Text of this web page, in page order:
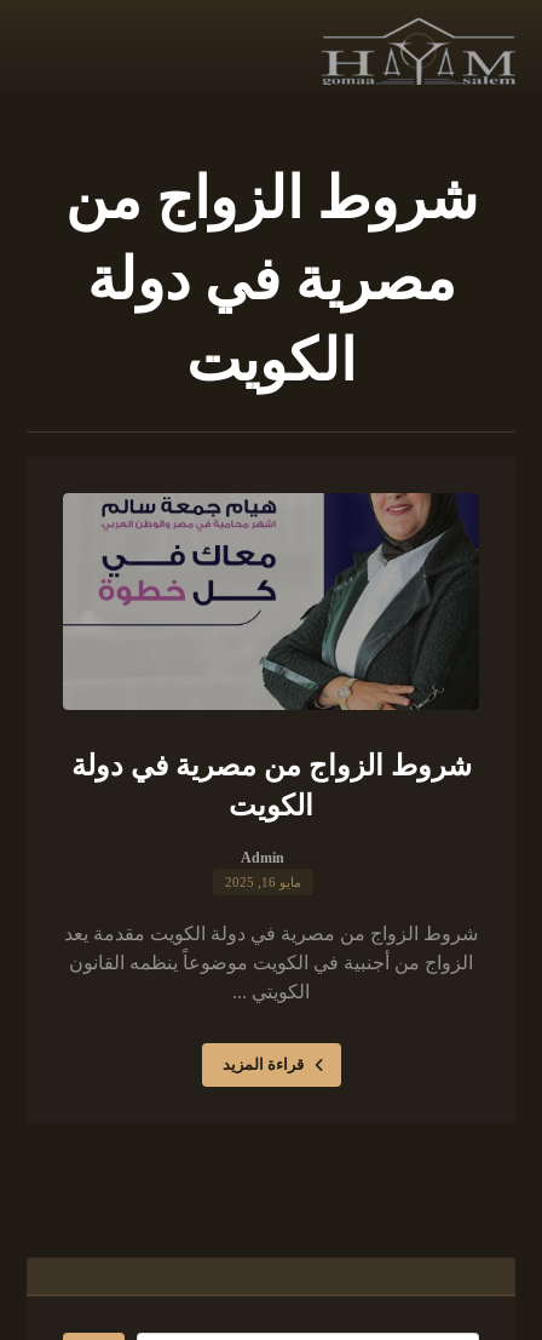
شروط الزواج من
مصرية في دولة
الكويت
شروط الزواج من مصرية في دولة
الكويت
Admin
مايو 16, 2025
شروط الزواج من مصرية في دولة الكويت مقدمة يعد
الزواج من أجنبية في الكويت موضوعاً ينظمه القانون
الكويتي ...
قراءة المزيد